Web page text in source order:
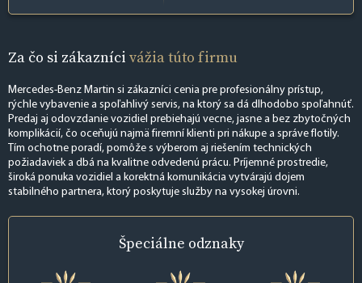
Za čo si zákazníci vážia túto firmu
Mercedes-Benz Martin si zákazníci cenia pre profesionálny prístup,
rýchle vybavenie a spoľahlivý servis, na ktorý sa dá dlhodobo spoľahnúť.
Predaj aj odovzdanie vozidiel prebiehajú vecne, jasne a bez zbytočných
komplikácií, čo oceňujú najmä firemní klienti pri nákupe a správe flotily.
Tím ochotne poradí, pomôže s výberom aj riešením technických
požiadaviek a dbá na kvalitne odvedenú prácu. Príjemné prostredie,
široká ponuka vozidiel a korektná komunikácia vytvárajú dojem
stabilného partnera, ktorý poskytuje služby na vysokej úrovni.
Špeciálne odznaky